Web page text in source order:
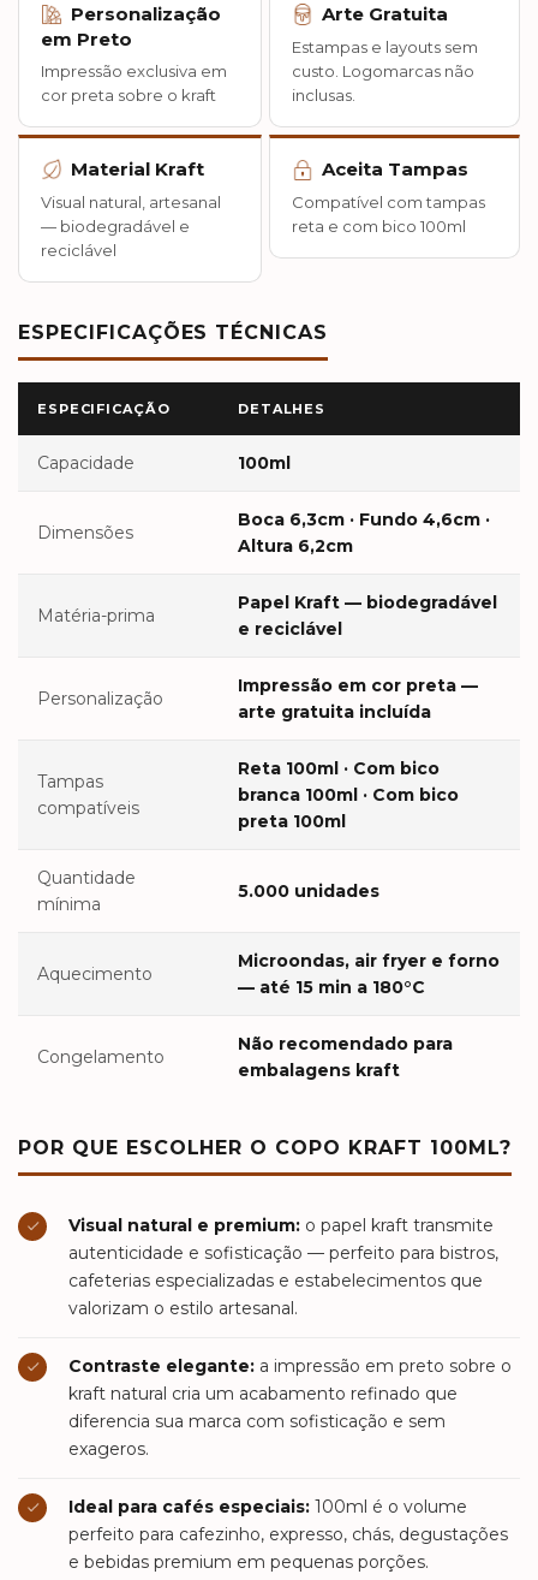
Personalização
em Preto
Impressão exclusiva em
cor preta sobre o kraft
Arte Gratuita
Estampas e layouts sem
custo. Logomarcas não
inclusas.
Material Kraft
Visual natural, artesanal
— biodegradável e
reciclável
Aceita Tampas
Compatível com tampas
reta e com bico 100ml
ESPECIFICAÇÕES TÉCNICAS
ESPECIFICAÇÃO DETALHES
Capacidade 100ml
Dimensões
Boca 6,3cm · Fundo 4,6cm ·
Altura 6,2cm
Matéria-prima
Papel Kraft — biodegradável
e reciclável
Personalização
Impressão em cor preta —
arte gratuita incluída
Tampas
compatíveis
Reta 100ml · Com bico
branca 100ml · Com bico
preta 100ml
Quantidade
mínima
5.000 unidades
Aquecimento
Microondas, air fryer e forno
— até 15 min a 180°C
Congelamento
Não recomendado para
embalagens kraft
POR QUE ESCOLHER O COPO KRAFT 100ML?
Visual natural e premium: o papel kraft transmite
autenticidade e sofisticação — perfeito para bistros,
cafeterias especializadas e estabelecimentos que
valorizam o estilo artesanal.
Contraste elegante: a impressão em preto sobre o
kraft natural cria um acabamento refinado que
diferencia sua marca com sofisticação e sem
exageros.
Ideal para cafés especiais: 100ml é o volume
perfeito para cafezinho, expresso, chás, degustações
e bebidas premium em pequenas porções.